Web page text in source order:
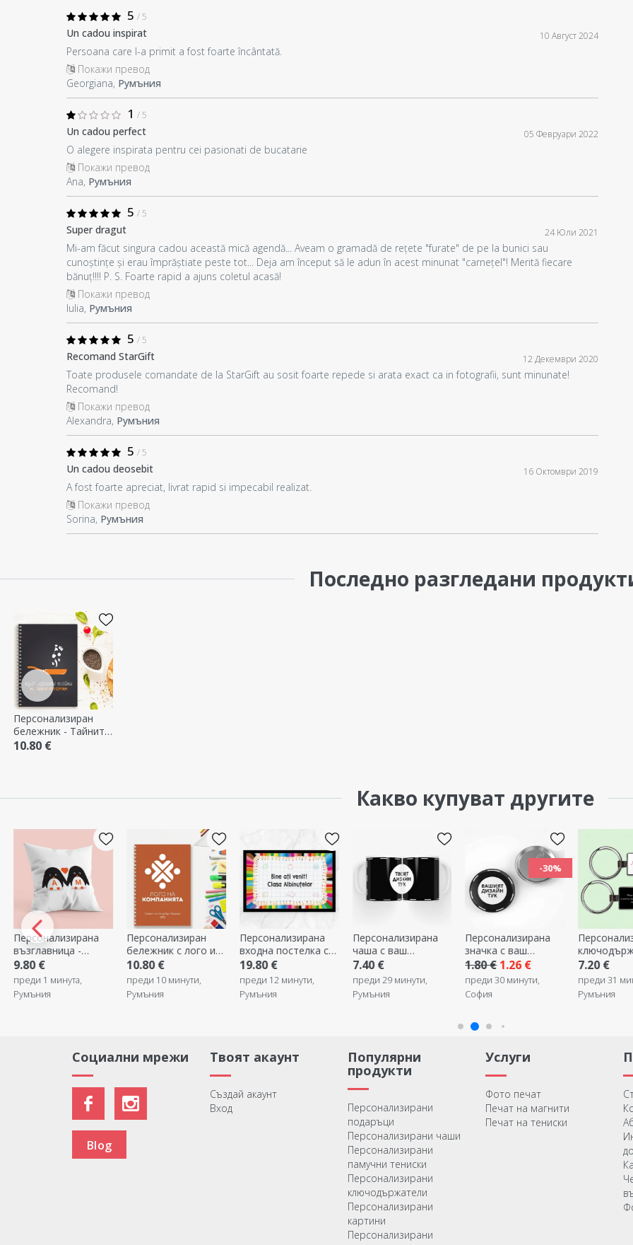
5 / 5
Un cadou inspirat 10 Август 2024
Persoana care l-a primit a fost foarte încântată.
Покажи превод
Georgiana, Румъния
1 / 5
Un cadou perfect 05 Февруари 2022
O alegere inspirata pentru cei pasionati de bucatarie
Покажи превод
Ana, Румъния
5 / 5
Super dragut 24 Юли 2021
Mi-am făcut singura cadou această mică agendă... Aveam o gramadă de rețete "furate" de pe la bunici sau
cunoștințe și erau împrăștiate peste tot... Deja am început să le adun în acest minunat "carnețel"! Merită fiecare
bănuț!!!! P. S. Foarte rapid a ajuns coletul acasă!
Покажи превод
Iulia, Румъния
5 / 5
Recomand StarGift 12 Декември 2020
Toate produsele comandate de la StarGift au sosit foarte repede si arata exact ca in fotografii, sunt minunate!
Recomand!
Покажи превод
Alexandra, Румъния
5 / 5
Un cadou deosebit 16 Октомври 2019
A fost foarte apreciat, livrat rapid si impecabil realizat.
Покажи превод
Sorina, Румъния
Последно разгледани
Персонализиран
бележник - Тайните
на един майстор-
10.80 €
Какво купуват другите
Персонализиран
бележник с лого и
слоган
10.80 €
преди 10 минути,
Румъния
Персонализирана
входна постелка с
текст - Училище
19.80 €
преди 12 минути,
Румъния
Персонализирана
чаша с ваш
собствен дизайн
7.40 €
преди 29 минути,
Румъния
-30%
Персонализирана
значка с ваш
собствен дизайн
1.80 €1.26 €
преди 30 минути,
София
Персонализиран
ключодържател с
име и послание
7.20 €
преди 31 минути,
Румъния
снимки
7.20 €
преди 33
Румъния
Социални мрежи
Blog
Твоят акаунт
Създай акаунт
Вход
Популярни
продукти
Персонализирани
подаръци
Персонализирани чаши
Персонализирани
памучни тениски
Персонализирани
ключодържатели
Персонализирани
картини
Персонализирани
Услуги
Фото печат
Печат на магнити
Печат на тениски